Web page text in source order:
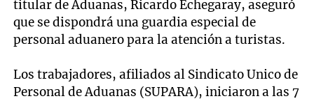
titular de Aduanas, Ricardo Echegaray, aseguró
que se dispondrá una guardia especial de
personal aduanero para la atención a turistas.
Los trabajadores, afiliados al Sindicato Unico de
Personal de Aduanas (SUPARA), iniciaron a las 7